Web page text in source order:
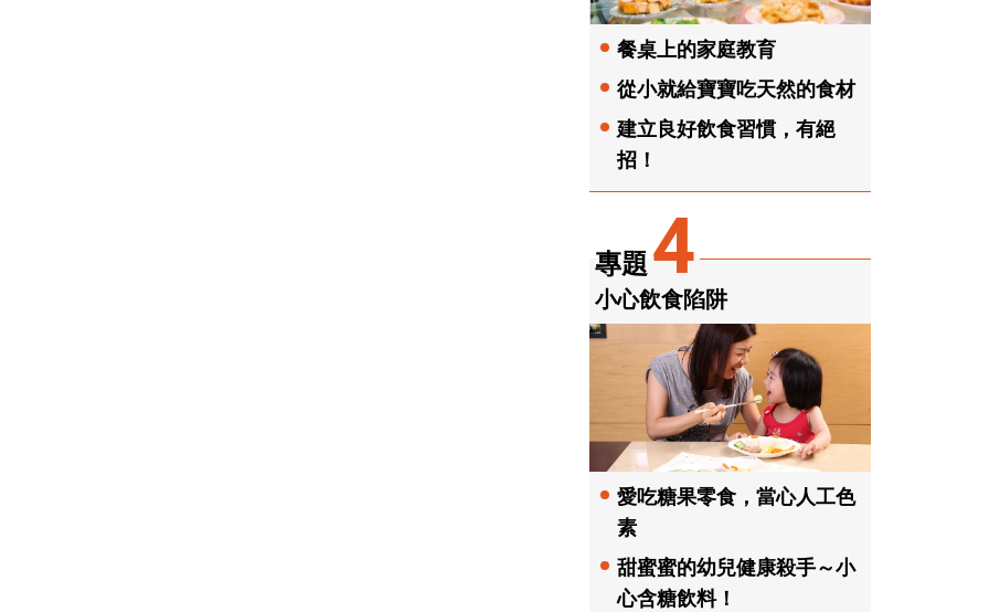
餐桌上的家庭教育
從小就給寶寶吃天然的食材
建立良好飲食習慣，有絕
招！
專題4
小心飲食陷阱
愛吃糖果零食，當心人工色
素
甜蜜蜜的幼兒健康殺手～小
心含糖飲料！